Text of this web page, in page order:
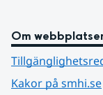
Om
Kakor på smhi.se